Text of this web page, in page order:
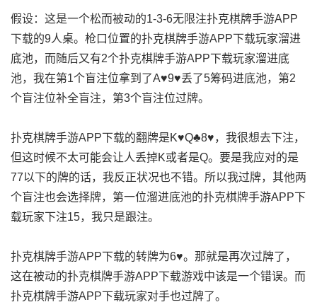
假设：这是一个松而被动的1-3-6无限注扑克棋牌手游APP
下载的9人桌。枪口位置的扑克棋牌手游APP下载玩家溜进
底池，而随后又有2个扑克棋牌手游APP下载玩家溜进底
池，我在第1个盲注位拿到了A♥9♥丢了5筹码进底池，第2
个盲注位补全盲注，第3个盲注位过牌。
扑克棋牌手游APP下载的翻牌是K♥Q♣8♥，我很想去下注，
但这时候不太可能会让人丢掉K或者是Q。要是我应对的是
77以下的牌的话，我反正状况也不错。所以我过牌，其他两
个盲注也会选择牌，第一位溜进底池的扑克棋牌手游APP下
载玩家下注15，我只是跟注。
扑克棋牌手游APP下载的转牌为6♥。那就是再次过牌了，
这在被动的扑克棋牌手游APP下载游戏中该是一个错误。而
扑克棋牌手游APP下载玩家对手也过牌了。